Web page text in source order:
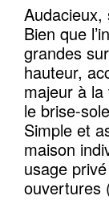
Audacieux,
Bien que
grandes
hauteur,
majeur à
le brise-
Simple et
maison
usage
ouvertures